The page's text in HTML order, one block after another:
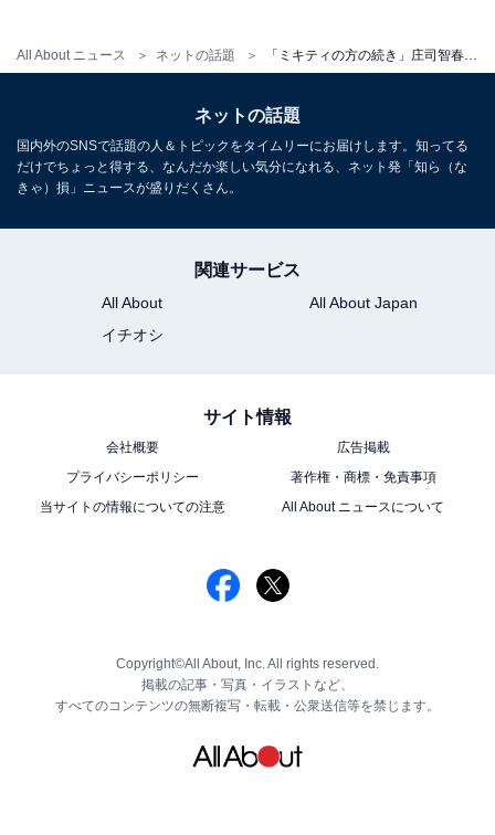
All About ニュース ネットの話題 「ミキティの方の続き」庄司智春、息子撮影の写真に「付き合い始めのカップルさんみたい」と反響！
ネットの話題
国内外のSNSで話題の人＆トピックをタイムリーにお届けします。知ってる
だけでちょっと得する、なんだか楽しい気分になれる、ネット発「知ら（な
きゃ）損」ニュースが盛りだくさん。
関連サービス
All About
All About Japan
イチオシ
サイト情報
会社概要
広告掲載
プライバシーポリシー
著作権・商標・免責事項
当サイトの情報についての注意
All About ニュースについて
Copyright©All About, Inc. All rights reserved.
掲載の記事・写真・イラストなど、
すべてのコンテンツの無断複写・転載・公衆送信等を禁じます。